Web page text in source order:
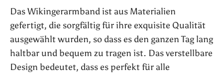
Das Wikingerarmband ist aus Materialien
gefertigt, die sorgfältig für ihre exquisite Qualität
ausgewählt wurden, so dass es den ganzen Tag lang
haltbar und bequem zu tragen ist. Das verstellbare
Design bedeutet, dass es perfekt für alle